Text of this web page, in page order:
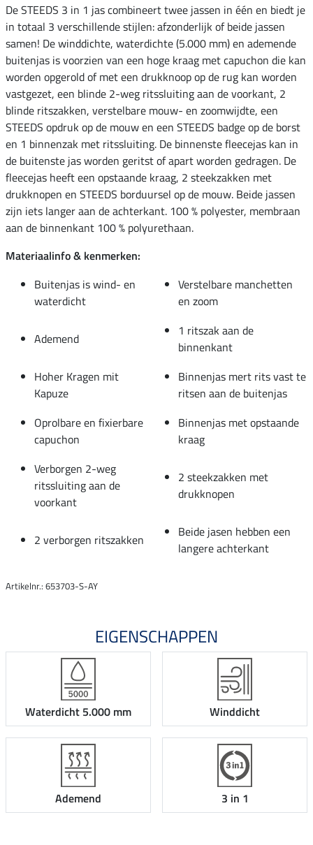
De STEEDS 3 in 1 jas combineert twee jassen in één en biedt je
in totaal 3 verschillende stijlen: afzonderlijk of beide jassen
samen! De winddichte, waterdichte (5.000 mm) en ademende
buitenjas is voorzien van een hoge kraag met capuchon die kan
worden opgerold of met een drukknoop op de rug kan worden
vastgezet, een blinde 2-weg ritssluiting aan de voorkant, 2
blinde ritszakken, verstelbare mouw- en zoomwijdte, een
STEEDS opdruk op de mouw en een STEEDS badge op de borst
en 1 binnenzak met ritssluiting. De binnenste fleecejas kan in
de buitenste jas worden geritst of apart worden gedragen. De
fleecejas heeft een opstaande kraag, 2 steekzakken met
drukknopen en STEEDS borduursel op de mouw. Beide jassen
zijn iets langer aan de achterkant. 100 % polyester, membraan
aan de binnenkant 100 % polyurethaan.
Materiaalinfo & kenmerken:
Buitenjas is wind- en
waterdicht
Verstelbare manchetten
en zoom
Ademend
1 ritszak aan de
binnenkant
Hoher Kragen mit
Kapuze
Binnenjas mert rits vast te
ritsen aan de buitenjas
Oprolbare en fixierbare
capuchon
Binnenjas met opstaande
kraag
Verborgen 2-weg
ritssluiting aan de
voorkant
2 steekzakken met
drukknopen
2 verborgen ritszakken
Beide jasen hebben een
langere achterkant
Artikelnr.: 653703-S-AY
EIGENSCHAPPEN
Waterdicht 5.000 mm Winddicht
Ademend 3 in 1